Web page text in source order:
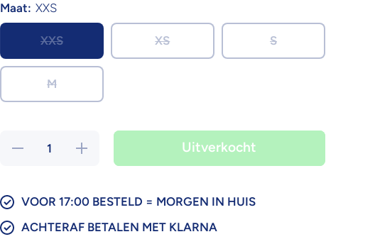
Maat: XXS
XXS XS S
M
Hoeveelheid
verlagen
Kind
Verhoog de
hoeveelheid
voor Spider
Kind
Uitverkocht
VOOR 17:00 BESTELD = MORGEN IN HUIS
ACHTERAF BETALEN MET KLARNA